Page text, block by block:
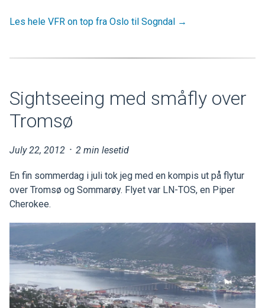
Les hele VFR on top fra Oslo til Sogndal →
Sightseeing med småfly over
Tromsø
July 22, 2012 · 2 min lesetid
En fin sommerdag i juli tok jeg med en kompis ut på flytur
over Tromsø og Sommarøy. Flyet var LN-TOS, en Piper
Cherokee.